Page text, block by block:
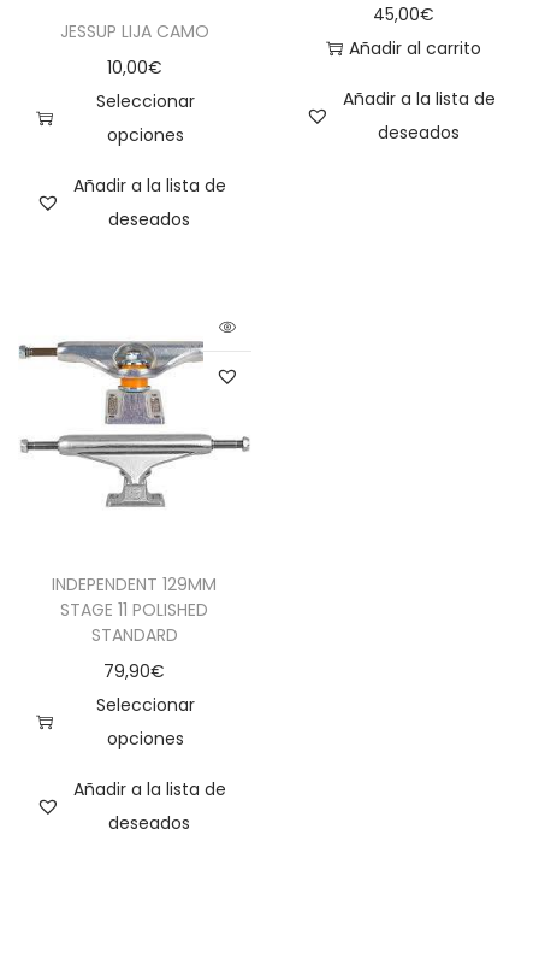
JESSUP LIJA CAMO
10,00€
Seleccionar
opciones
Añadir a la lista de
deseados
45,00€
Añadir al carrito
Añadir a la lista de
deseados
INDEPENDENT 129MM
STAGE 11 POLISHED
STANDARD
79,90€
Seleccionar
opciones
Añadir a la lista de
deseados